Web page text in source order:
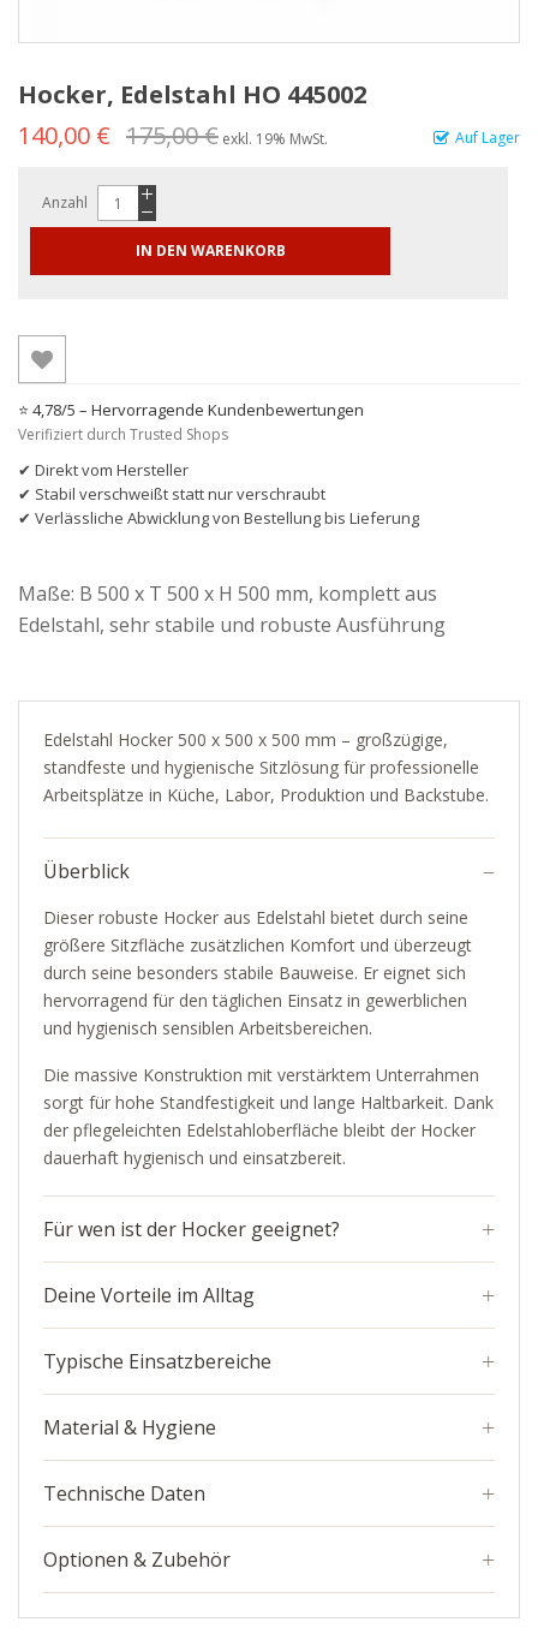
Hocker, Edelstahl HO 445002
Auf Lager
140,00 € 175,00 € exkl. 19% MwSt.
Anzahl
IN DEN WARENKORB
⭐ 4,78/5 – Hervorragende Kundenbewertungen
Verifiziert durch Trusted Shops
✔ Direkt vom Hersteller
✔ Stabil verschweißt statt nur verschraubt
✔ Verlässliche Abwicklung von Bestellung bis Lieferung
Maße: B 500 x T 500 x H 500 mm, komplett aus
Edelstahl, sehr stabile und robuste Ausführung
Edelstahl Hocker 500 x 500 x 500 mm – großzügige,
standfeste und hygienische Sitzlösung für professionelle
Arbeitsplätze in Küche, Labor, Produktion und Backstube.
Überblick
Dieser robuste Hocker aus Edelstahl bietet durch seine
größere Sitzfläche zusätzlichen Komfort und überzeugt
durch seine besonders stabile Bauweise. Er eignet sich
hervorragend für den täglichen Einsatz in gewerblichen
und hygienisch sensiblen Arbeitsbereichen.
Die massive Konstruktion mit verstärktem Unterrahmen
sorgt für hohe Standfestigkeit und lange Haltbarkeit. Dank
der pflegeleichten Edelstahloberfläche bleibt der Hocker
dauerhaft hygienisch und einsatzbereit.
Für wen ist der Hocker geeignet?
Deine Vorteile im Alltag
Typische Einsatzbereiche
Material & Hygiene
Technische Daten
Optionen & Zubehör